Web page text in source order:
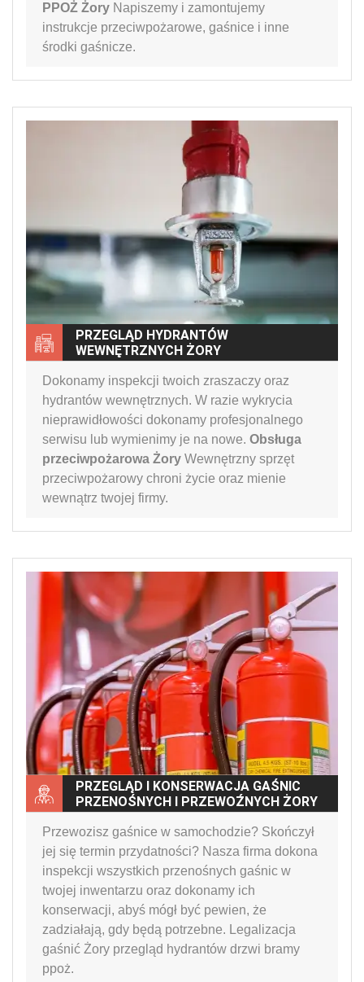
PPOŻ Żory Napiszemy i zamontujemy
instrukcje przeciwpożarowe, gaśnice i inne
środki gaśnicze.
PRZEGLĄD HYDRANTÓW
WEWNĘTRZNYCH ŻORY
Dokonamy inspekcji twoich zraszaczy oraz
hydrantów wewnętrznych. W razie wykrycia
nieprawidłowości dokonamy profesjonalnego
serwisu lub wymienimy je na nowe. Obsługa
przeciwpożarowa Żory Wewnętrzny sprzęt
przeciwpożarowy chroni życie oraz mienie
wewnątrz twojej firmy.
PRZEGLĄD I KONSERWACJA GAŚNIC
PRZENOŚNYCH I PRZEWOŹNYCH ŻORY
Przewozisz gaśnice w samochodzie? Skończył
jej się termin przydatności? Nasza firma dokona
inspekcji wszystkich przenośnych gaśnic w
twojej inwentarzu oraz dokonamy ich
konserwacji, abyś mógł być pewien, że
zadziałają, gdy będą potrzebne. Legalizacja
gaśnić Żory przegląd hydrantów drzwi bramy
ppoż.